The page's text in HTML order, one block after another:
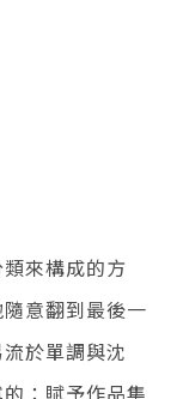
來構成的方
意翻到最後一
於單調與沈
：賦予作品集